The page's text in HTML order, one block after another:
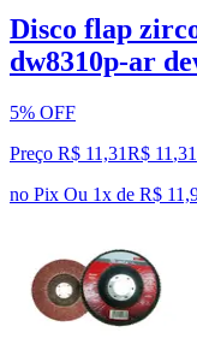
Disco flap
dw8310p-ar
5% OFF
Preço R$ 11,31R$ 11 ,31
no Pix Ou 1x de R$